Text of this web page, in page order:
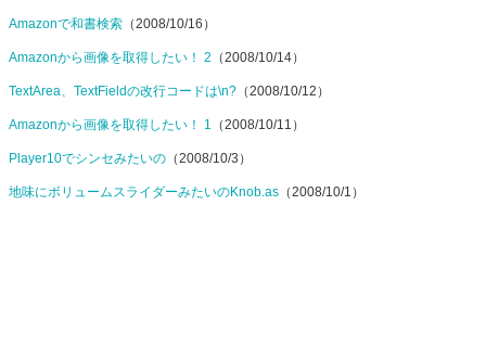
Amazonで和書検索 （2008/10/16）
Amazonから画像を取得したい！ 2 （2008/10/14）
TextArea、TextFieldの改行コードは\n? （2008/10/12）
Amazonから画像を取得したい！ 1 （2008/10/11）
Player10でシンセみたいの （2008/10/3）
地味にボリュームスライダーみたいのKnob.as （2008/10/1）